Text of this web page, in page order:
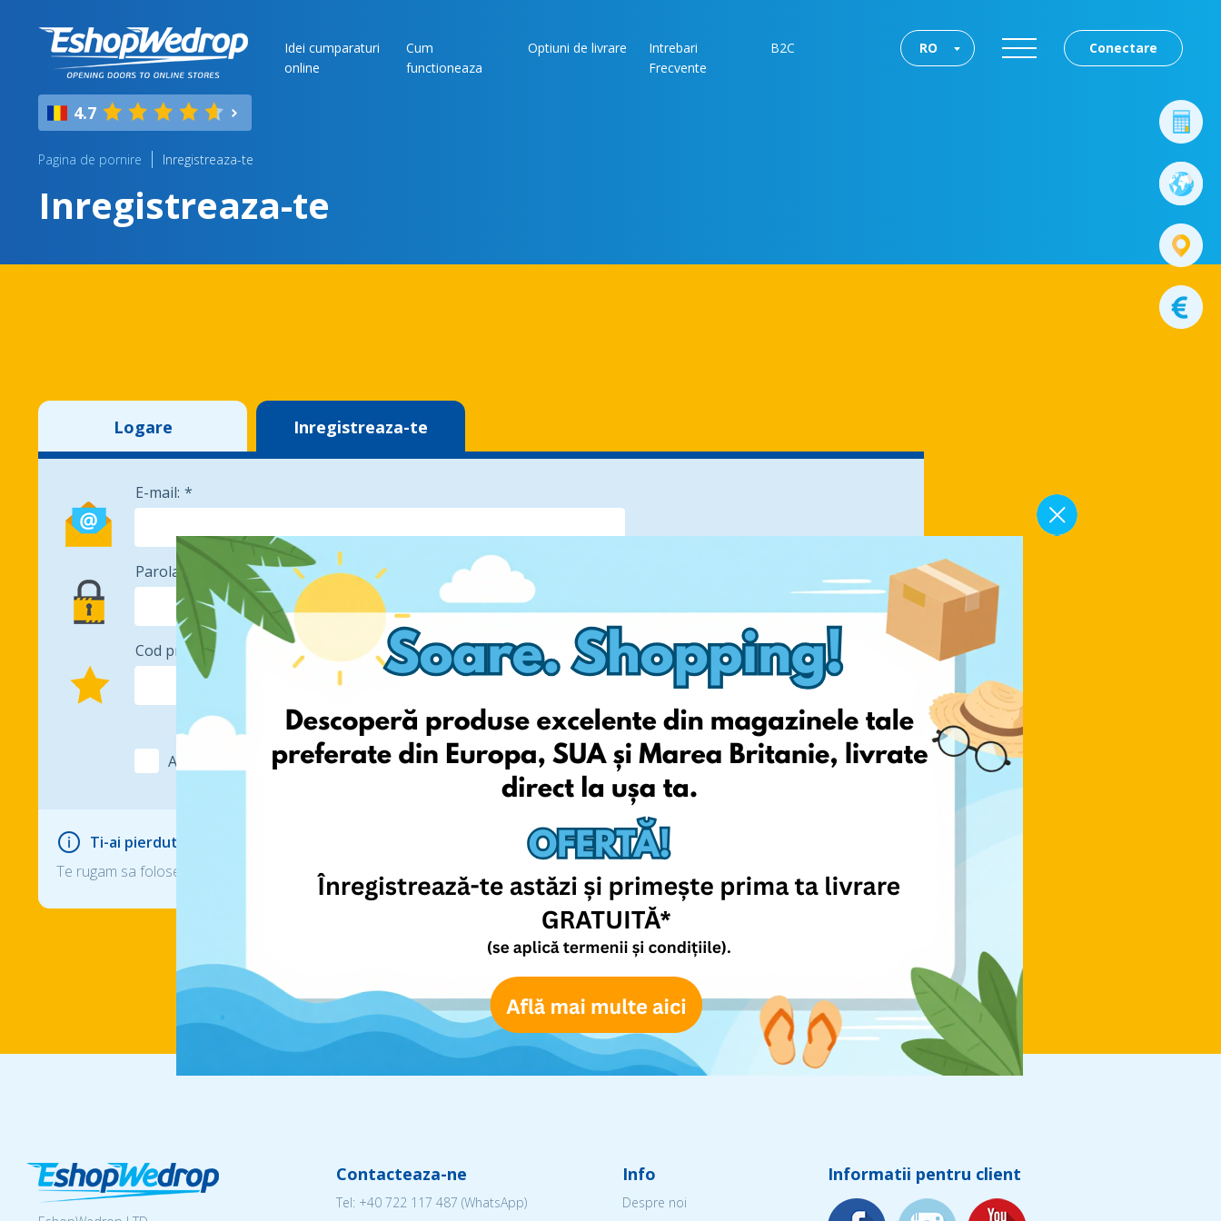
Idei cumparaturi
online
Cum
functioneaza
Optiuni de livrare
Intrebari
Frecvente
B2C Conectare
RO
4.7
Pagina de pornire Inregistreaza-te
Inregistreaza-te
Logare Inregistreaza-te
E-mail:
Parola:
Cod promotional:
Am citit si sunt de acord cuPrivacy policy
Ti-ai pierdut parola?
Te rugam sa folosesti optiunea de resetare a parolei, daca nu-ti poti accesa contul.
Contacteaza-ne
Tel: +40 722 117 487 (WhatsApp)
Info
Despre noi
Informatii pentru client